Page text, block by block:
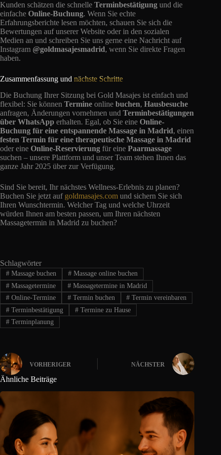
Kunden schätzen die schnelle Terminbestätigung und die
einfache Online-Buchung. Wenn Sie echte
Erfahrungsberichte lesen möchten, schauen Sie sich die
Bewertungen auf unserer Website oder in den sozialen
Medien an und schreiben Sie uns gerne eine Nachricht auf
Instagram @goldmasajesmadrid, wenn Sie direkte Fragen
haben.
Zusammenfassung und nächste Schritte
Die Buchung Ihrer Sitzung bei Gold Masajes ist einfach und
flexibel: Sie können Termine online buchen, Hausbesuche
anfragen, Änderungen vornehmen und Terminbestätigungen
über WhatsApp erhalten. Egal, ob Sie eine Online-
Buchung für eine entspannende Massage in Madrid, einen
festen Termin für eine therapeutische Massage in Madrid
oder eine Online-Reservierung für eine Paarmassage
suchen – unsere Plattform und unser Team stehen Ihnen das
ganze Jahr 2025 über zur Verfügung.
Sind Sie bereit, Ihr nächstes Wellness-Erlebnis zu planen?
Buchen Sie jetzt auf goldmasajes.com und sichern Sie sich
Ihren Wunschtermin. Welcher Tag und welche Uhrzeit
würden Ihnen am besten passen, um Ihren nächsten
Massagetermin in Madrid zu buchen?
Schlagwörter
#Massage buchen #Massage online buchen
#Massagetermine #Massagetermine in Madrid
#Online-Termine #Termin buchen # Termin vereinbaren
#Terminbestätigung #Termine zu Hause
#Terminplanung
VORHERIGER NÄCHSTER
Ähnliche Beiträge